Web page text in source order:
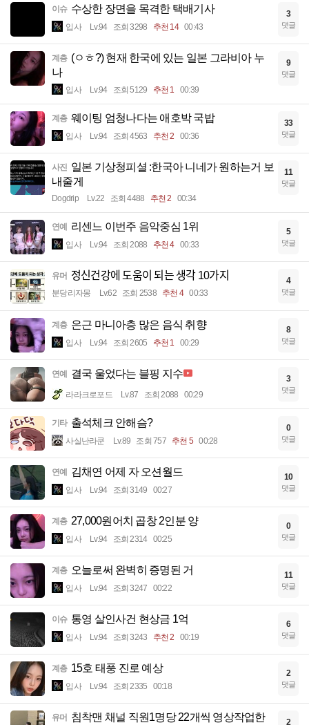
이슈 수상한 장면을 목격한 택배기사
입사 Lv.94 조회 3298 추천 14 00:43
3
댓글
계층 (ㅇㅎ?) 현재 한국에 있는 일본 그라비아 누
나
입사 Lv.94 조회 5129 추천 1 00:39
9
댓글
계층 웨이팅 엄청나다는 애호박 국밥
입사 Lv.94 조회 4563 추천 2 00:36
33
댓글
사진 일본 기상청피셜 :한국아 니네가 원하는거 보
내줄게
Dogdrip Lv.22 조회 4488 추천 2 00:34
11
댓글
연예 리센느 이번주 음악중심 1위
입사 Lv.94 조회 2088 추천 4 00:33
5
댓글
유머 정신건강에 도움이 되는 생각 10가지
분당리자몽 Lv.62 조회 2538 추천 4 00:33
4
댓글
계층 은근 마니아층 많은 음식 취향
입사 Lv.94 조회 2605 추천 1 00:29
8
댓글
연예 결국 울었다는 블핑 지수
라라크로포드 Lv.87 조회 2088 00:29
3
댓글
기타 출석체크 안해슴?
사실난라쿤 Lv.89 조회 757 추천 5 00:28
0
댓글
연예 김채연 어제 자 오션월드
입사 Lv.94 조회 3149 00:27
10
댓글
계층 27,000원어치 곱창 2인분 양
입사 Lv.94 조회 2314 00:25
0
댓글
계층 오늘로써 완벽히 증명된 거
입사 Lv.94 조회 3247 00:22
11
댓글
이슈 통영 살인사건 현상금 1억
입사 Lv.94 조회 3243 추천 2 00:19
6
댓글
계층 15호 태풍 진로 예상
입사 Lv.94 조회 2335 00:18
2
댓글
유머 침착맨 채널 직원1명당 22개씩 영상작업한
2